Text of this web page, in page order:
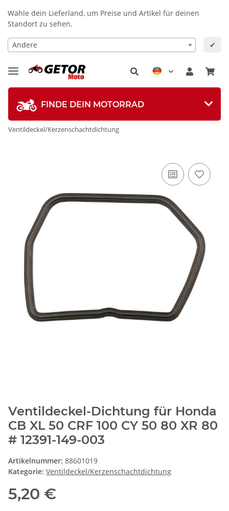
Wähle dein Lieferland, um Preise und Artikel für deinen
Standort zu sehen.
Andere ✔
FINDE DEIN MOTORRAD
Ventildeckel/Kerzenschachtdichtung
Ventildeckel-Dichtung für Honda
CB XL 50 CRF 100 CY 50 80 XR 80
# 12391-149-003
Artikelnummer: 88601019
Kategorie: Ventildeckel/Kerzenschachtdichtung
5,20 €